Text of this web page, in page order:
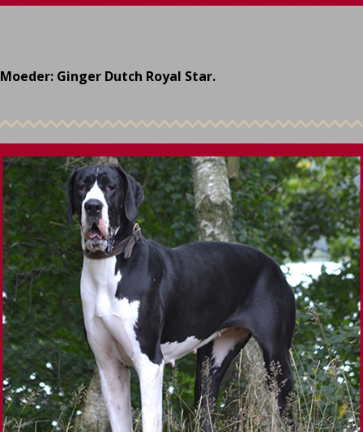
Moeder: Ginger Dutch Royal Star.